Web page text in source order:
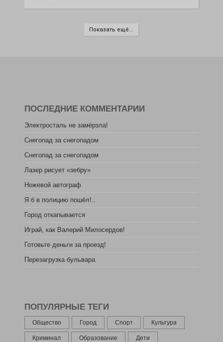
Показать ещё...
ПОСЛЕДНИЕ КОММЕНТАРИИ
Электросталь не замёрзла!
Снегопад за снегопадом
Снегопад за снегопадом
Лазер рисует «зебру»
Ножевой автограф
Я б в полицию пошёл!..
Город откапывается
Играй, как Валерий Милосердов!
Готовьте деньги за проезд!
Перезагрузка бульвара
ПОПУЛЯРНЫЕ ТЕГИ
Общество Город Спорт Культура
Криминал Образование Дети